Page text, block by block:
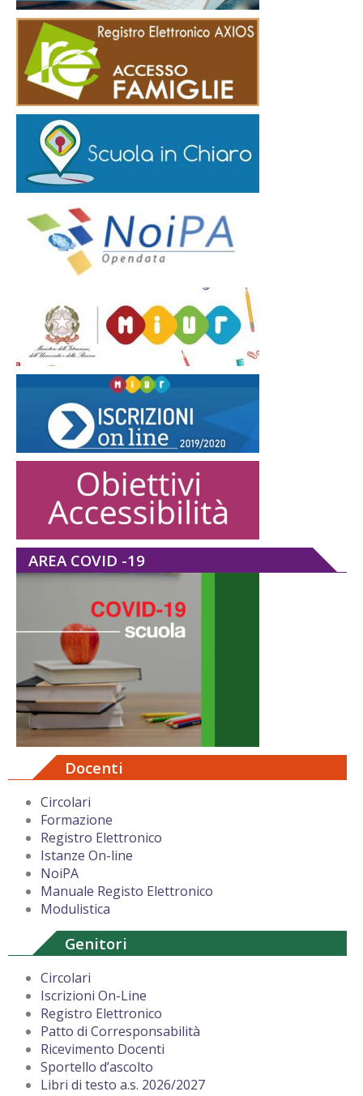
AREA COVID -19
Docenti
Circolari
Formazione
Registro Elettronico
Istanze On-line
NoiPA
Manuale Registo Elettronico
Modulistica
Genitori
Circolari
Iscrizioni On-Line
Registro Elettronico
Patto di Corresponsabilità
Ricevimento Docenti
Sportello d’ascolto
Libri di testo a.s. 2026/2027